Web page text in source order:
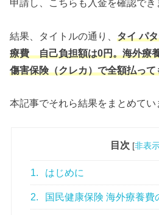
申請し、こちらも入金を確認でき
結果、タイトルの通り、タイ パ
療費 自己負担額は0円。海外療
傷害保険（クレカ）で全額払っ
本記事でそれら結果をまとめてい
目次 [非表
1. はじめに
2. 国民健康保険 海外療養費